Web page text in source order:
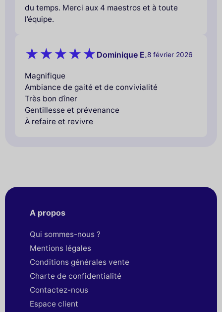
du temps. Merci aux 4 maestros et à toute
l’équipe.
Dominique E.8 février 2026
Magnifique
Ambiance de gaité et de convivialité
Très bon dîner
Gentillesse et prévenance
À refaire et revivre
A propos
Qui sommes-nous ?
Mentions légales
Conditions générales vente
Charte de confidentialité
Contactez-nous
Espace client